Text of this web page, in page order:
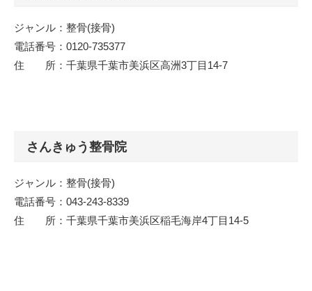
ジャンル：整骨(接骨)
電話番号：0120-735377
住 所：千葉県千葉市美浜区高洲3丁目14-7
さんきゅう整骨院
ジャンル：整骨(接骨)
電話番号：043-243-8339
住 所：千葉県千葉市美浜区稲毛海岸4丁目14-5